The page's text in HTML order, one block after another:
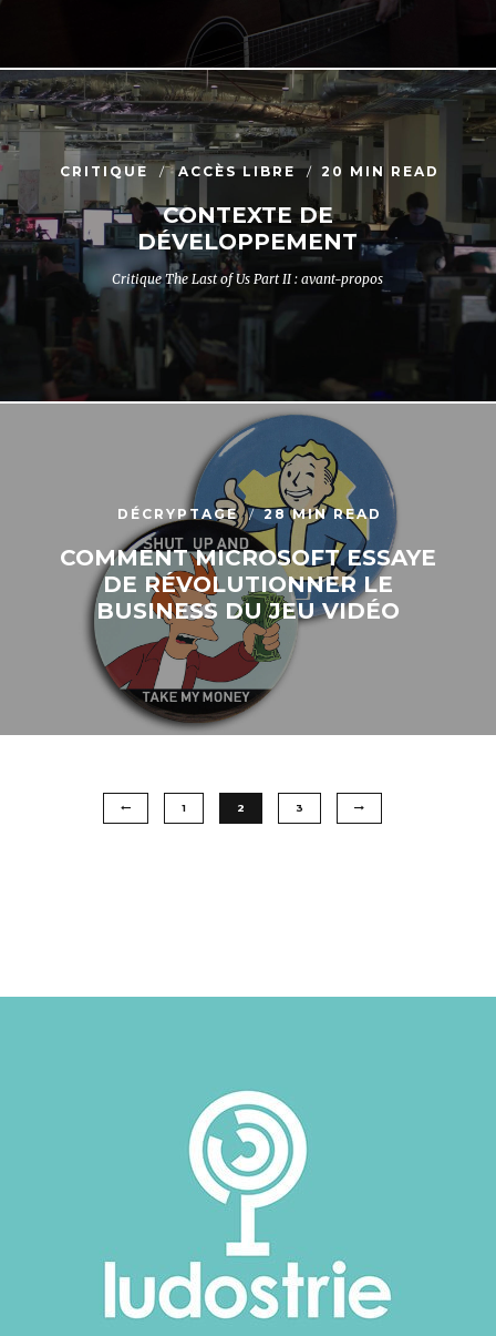
CRITIQUE ACCÈS LIBRE 20 MIN READ
CONTEXTE DE
DÉVELOPPEMENT
Critique The Last of Us Part II : avant-propos
DÉCRYPTAGE 28 MIN READ
COMMENT MICROSOFT ESSAYE
DE RÉVOLUTIONNER LE
BUSINESS DU JEU VIDÉO
1 2 3